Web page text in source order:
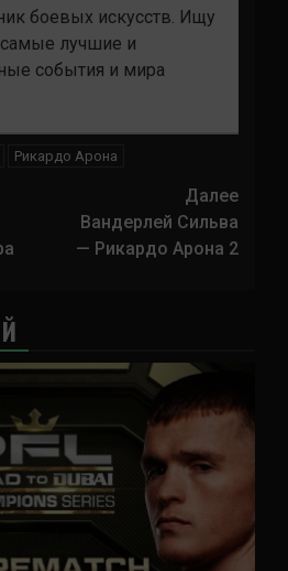
боевых искусств. Ищу
лучшие и
события и мира
Рикардо Арона
Далее
Вандерлей Сильва
— Рикардо Арона 2